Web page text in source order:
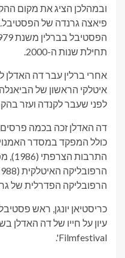
ובמהלכן הציג את מקום
פיאצה גרנדה של
תחילת שנות ה-2000.
אחרי ברלין עבר דה האדלן
איטלקי הראשון של
לפני שעבר לקנדה ועזר
דה האדלן זכה בכמה פרסים
כולל המפקד במסדר
הרפובליקה הפדרלית של
כריסטיאן יונגן, ראש
Filmfestival'.